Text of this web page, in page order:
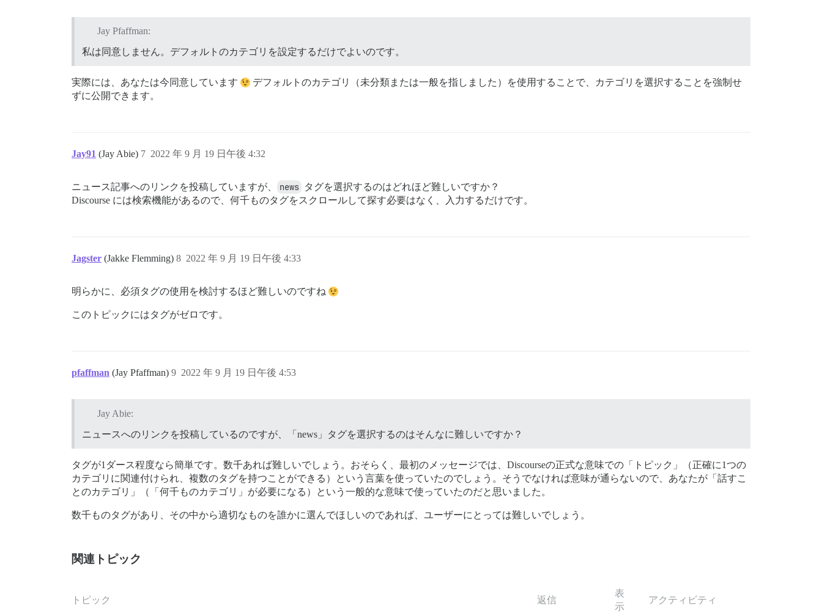
Jay Pfaffman:
私は同意しません。デフォルトのカテゴリを設定するだけでよいのです。
実際には、あなたは今同意しています
デフォルトのカテゴリ（未分類または一般を指しました）を使用することで、カテゴリを選択することを強制せ
ずに公開できます。
Jay91 (Jay Abie) 2022 年 9 月 19 日午後 4:32
7
ニュース記事へのリンクを投稿していますが、 news タグを選択するのはどれほど難しいですか？
Discourse には検索機能があるので、何千ものタグをスクロールして探す必要はなく、入力するだけです。
Jagster (Jakke Flemming) 2022 年 9 月 19 日午後 4:33
8
明らかに、必須タグの使用を検討するほど難しいのですね
このトピックにはタグがゼロです。
pfaffman (Jay Pfaffman) 2022 年 9 月 19 日午後 4:53
9
Jay Abie:
ニュースへのリンクを投稿しているのですが、「news」タグを選択するのはそんなに難しいですか？
タグが1ダース程度なら簡単です。数千あれば難しいでしょう。おそらく、最初のメッセージでは、Discourseの正式な意味での「トピック」（正確に1つの
カテゴリに関連付けられ、複数のタグを持つことができる）という言葉を使っていたのでしょう。そうでなければ意味が通らないので、あなたが「話すこ
とのカテゴリ」（「何千ものカテゴリ」が必要になる）という一般的な意味で使っていたのだと思いました。
数千ものタグがあり、その中から適切なものを誰かに選んでほしいのであれば、ユーザーにとっては難しいでしょう。
関連トピック
トピック 返信
表
示
アクティビティ